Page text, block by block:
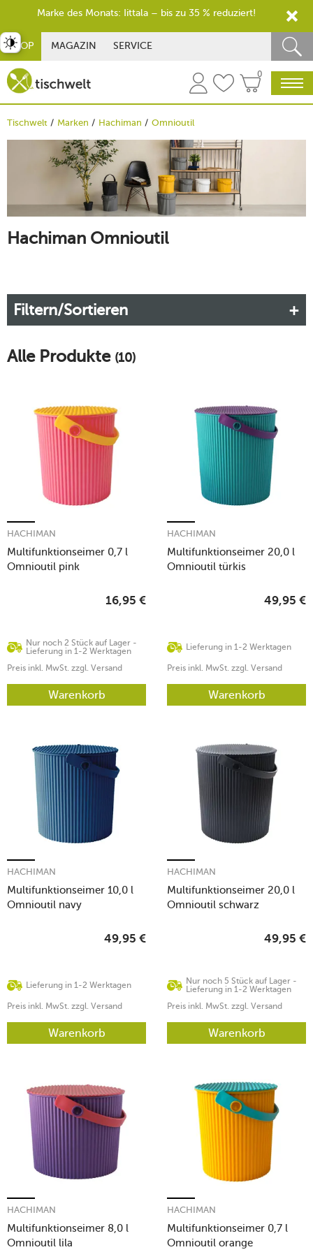
SHOP MAGAZIN SERVICE
0
Tischwelt Marken Hachiman Omnioutil
Hachiman Omnioutil
Filtern/Sortieren
Alle Produkte (10)
Multifunktionseimer 0,7 l
Omnioutil pink
HACHIMAN
Nur noch 2 Stück auf Lager -
Lieferung in 1-2 Werktagen
16,95 €
Preis inkl. MwSt. zzgl. Versand
Warenkorb
Multifunktionseimer 20,0 l
Omnioutil türkis
HACHIMAN
Lieferung in 1-2 Werktagen
49,95 €
Preis inkl. MwSt. zzgl. Versand
Warenkorb
Multifunktionseimer 10,0 l
Omnioutil navy
HACHIMAN
Lieferung in 1-2 Werktagen
49,95 €
Preis inkl. MwSt. zzgl. Versand
Warenkorb
Multifunktionseimer 20,0 l
Omnioutil schwarz
HACHIMAN
Nur noch 5 Stück auf Lager -
Lieferung in 1-2 Werktagen
49,95 €
Preis inkl. MwSt. zzgl. Versand
Warenkorb
Multifunktionseimer 8,0 l
Omnioutil lila
HACHIMAN
Multifunktionseimer 0,7 l
Omnioutil orange
HACHIMAN
umschalten
Marke des Monats: Iittala – bis zu 35 % reduziert!